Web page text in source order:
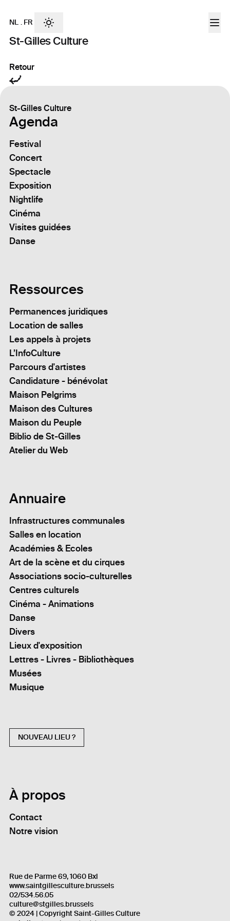
St-Gilles Culture
NL . FR
Retour
St-Gilles Culture
Agenda
Festival
Concert
Spectacle
Exposition
Nightlife
Cinéma
Visites guidées
Danse
Ressources
Permanences juridiques
Location de salles
Les appels à projets
L’InfoCulture
Parcours d'artistes
Candidature - bénévolat
Maison Pelgrims
Maison des Cultures
Maison du Peuple
Biblio de St-Gilles
Atelier du Web
Annuaire
Infrastructures communales
Salles en location
Académies & Ecoles
Art de la scène et du cirques
Associations socio-culturelles
Centres culturels
Cinéma - Animations
Danse
Divers
Lieux d'exposition
Lettres - Livres - Bibliothèques
Musées
Musique
NOUVEAU LIEU ?
À propos
Contact
Notre vision
Rue de Parme 69, 1060 Bxl
www.saintgillesculture.brussels
02/534.56.05
culture@stgilles.brussels
© 2024 | Copyright Saint-Gilles Culture